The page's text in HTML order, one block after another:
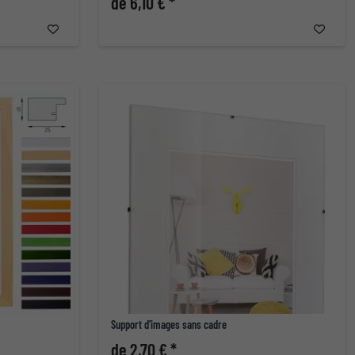
Support d'images sans cadre
de 2,70 € *